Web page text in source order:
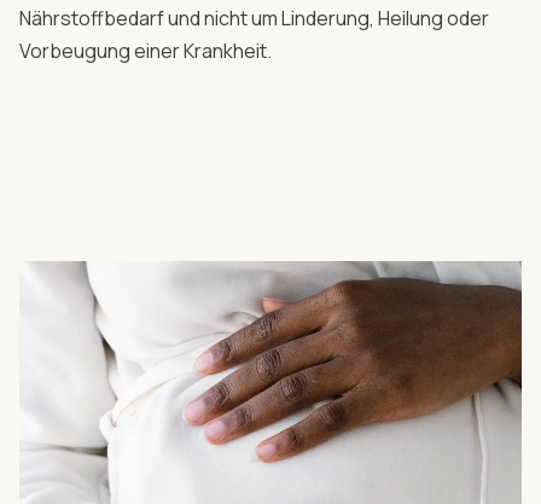
Nährstoffbedarf und nicht um Linderung, Heilung oder
Vorbeugung einer Krankheit.